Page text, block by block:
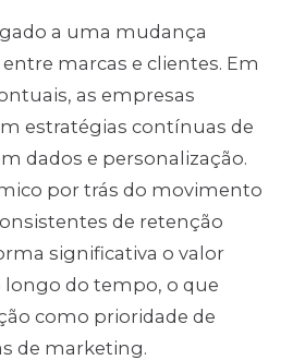
a uma mudança
marcas e clientes. Em
as empresas
estratégias contínuas de
dados e personalização.
por trás do movimento
de retenção
significativa o valor
longo do tempo, o que
como prioridade de
de marketing.